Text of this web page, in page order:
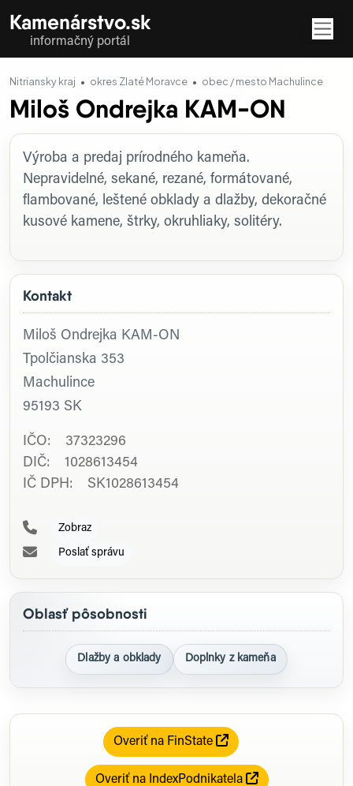
Kamenárstvo.sk
informačný portál
Nitriansky kraj okres Zlaté Moravce obec / mesto Machulince
Miloš Ondrejka KAM-ON
Kontakt
Miloš Ondrejka KAM-ON
Tpolčianska 353
Machulince
95193 SK
IČO: 37323296
DIČ: 1028613454
IČ DPH: SK1028613454
Zobraz
Poslať správu
Oblasť pôsobnosti
Dlažby a obklady Doplnky z kameňa
Overiť na FinState
Overiť na IndexPodnikatela
Profil firmy
Výroba a predaj prírodného kameňa.
Nepravidelné, sekané, rezané, formátované,
flambované, leštené obklady a dlažby, dekoračné
kusové kamene, štrky, okruhliaky, solitéry.